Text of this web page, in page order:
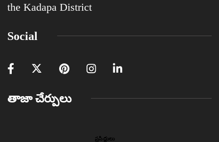
the Kadapa District
Social
తాజా చేర్పులు
ప్రసిద్ధులు